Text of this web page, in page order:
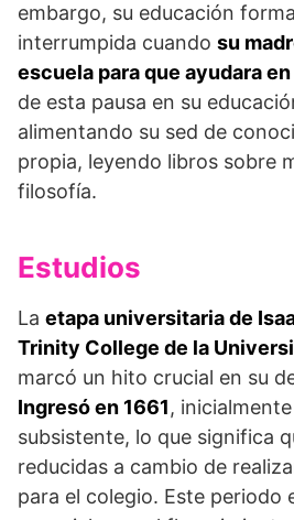
embargo, su educación
interrumpida cuando su
escuela para que ayudara
de esta pausa en su
alimentando su sed de
propia, leyendo libros sobre
filosofía.
Estudios
La etapa universitaria de
Trinity College de la
marcó un hito crucial en su
Ingresó en 1661,
subsistente, lo que significa
reducidas a cambio de
para el colegio. Este periodo